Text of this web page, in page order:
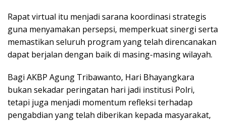
Rapat virtual itu menjadi sarana koordinasi strategis
guna menyamakan persepsi, memperkuat sinergi serta
memastikan seluruh program yang telah direncanakan
dapat berjalan dengan baik di masing-masing wilayah.
Bagi AKBP Agung Tribawanto, Hari Bhayangkara
bukan sekadar peringatan hari jadi institusi Polri,
tetapi juga menjadi momentum refleksi terhadap
pengabdian yang telah diberikan kepada masyarakat,